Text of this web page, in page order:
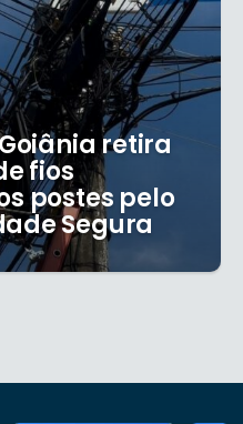
retira
fios
postes pelo
Segura